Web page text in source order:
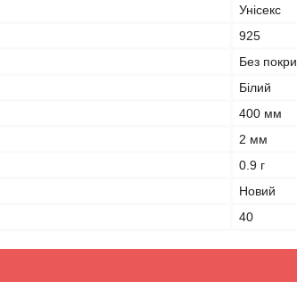
Унісекс
925
Без
Білий
400 мм
2 мм
0.9 г
Новий
40